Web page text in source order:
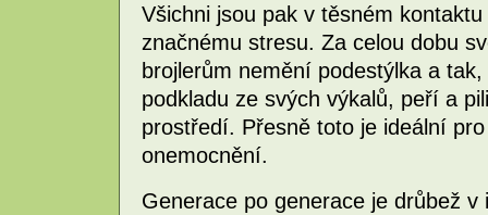
Všichni jsou pak v těsném
značnému stresu. Za celou dobu
brojlerům nemění podestýlka a
podkladu ze svých výkalů, peří a
prostředí. Přesně toto je ideální
onemocnění.
Generace po generace je drůbež